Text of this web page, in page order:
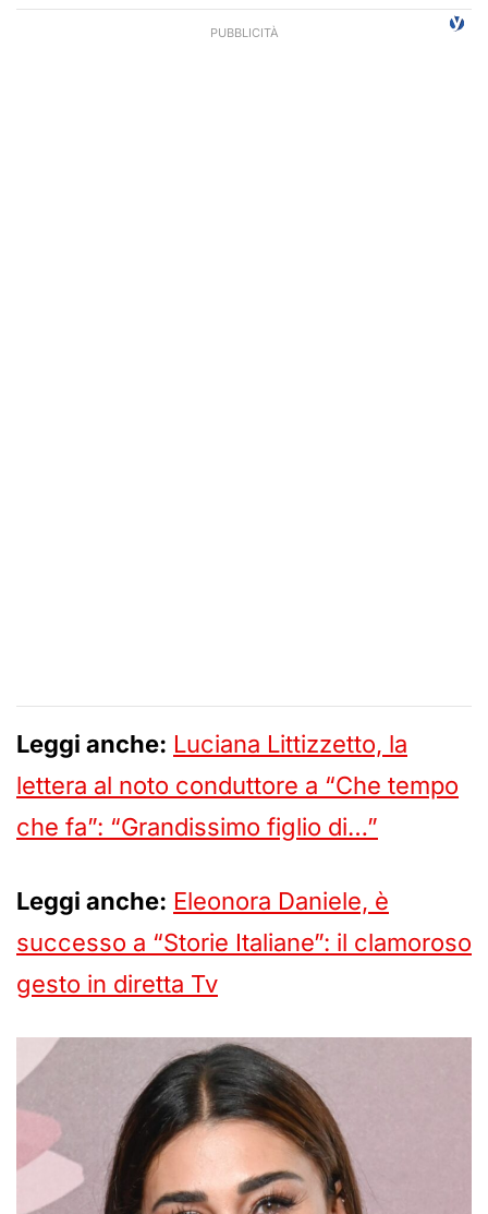
Leggi anche: Luciana Littizzetto, la
lettera al noto conduttore a “Che tempo
che fa”: “Grandissimo figlio di…”
Leggi anche: Eleonora Daniele, è
successo a “Storie Italiane”: il clamoroso
gesto in diretta Tv